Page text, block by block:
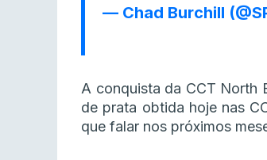
— Chad Burchill
A conquista da CCT North
de prata obtida hoje nas
que falar nos próximos